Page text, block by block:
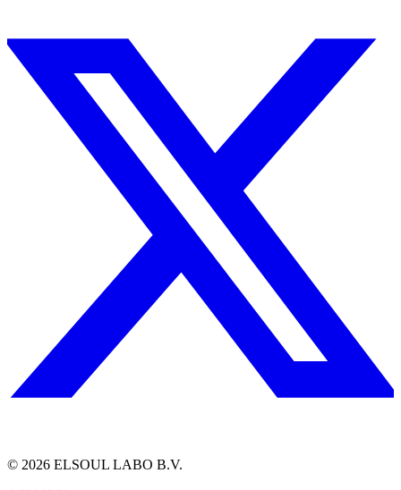
© 2026 ELSOUL LABO B.V.